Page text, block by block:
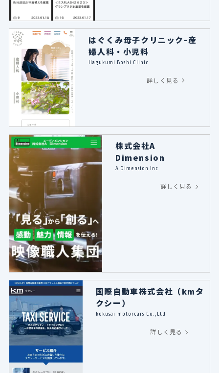
はぐくみ母子クリニック-産
婦人科・小児科
Hagukumi Boshi Clinic
詳しく見る
株式会社A
Dimension
A Dimension Inc
詳しく見る
国際自動車株式会社（kmタ
クシー）
kokusai motorcars Co.,Ltd
詳しく見る